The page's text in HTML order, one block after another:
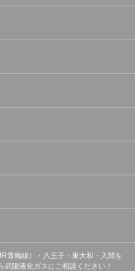
青梅線）・八王子・東大和・入間を
陽液化ガスにご相談ください！